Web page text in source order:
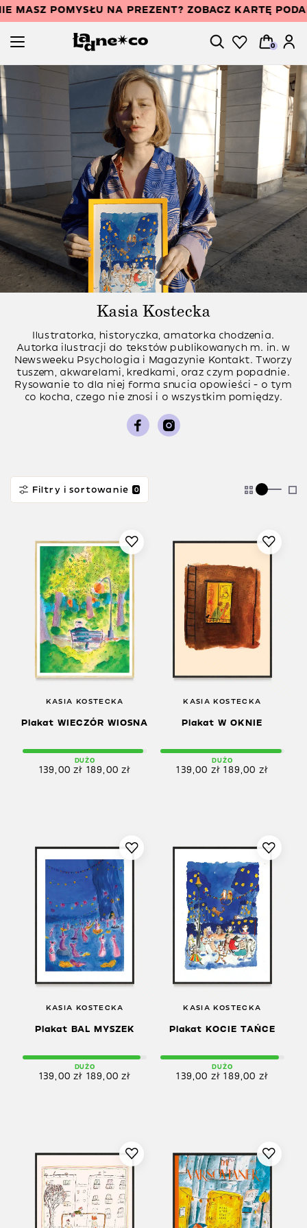
MASZ POMYSŁU NA PREZENT? ZOBACZ KARTĘ
0
Kasia Kostecka
Ilustratorka, historyczka, amatorka chodzenia.
Autorka ilustracji do tekstów publikowanych m. in. w
Newsweeku Psychologia i Magazynie Kontakt. Tworzy
tuszem, akwarelami, kredkami, oraz czym popadnie.
Rysowanie to dla niej forma snucia opowieści - o tym
co kocha, czego nie znosi i o wszystkim pomiędzy.
Filtry i sortowanie 0
KASIA KOSTECKA
Plakat WIECZÓR WIOSNA
DUŻO
139,00zł 189,00zł
KASIA KOSTECKA
Plakat W OKNIE
DUŻO
139,00 zł 189,00 zł
KASIA KOSTECKA
Plakat BAL MYSZEK
DUŻO
139,00zł 189,00zł
KASIA KOSTECKA
Plakat KOCIE TAŃCE
DUŻO
139,00 zł 189,00 zł